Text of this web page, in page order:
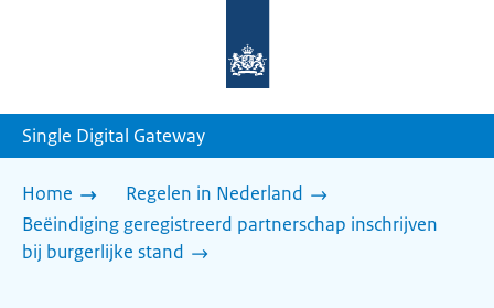
homepage
Single Digital Gateway
Home
Regelen in Nederland
Beëindiging geregistreerd partnerschap inschrijven
bij burgerlijke stand